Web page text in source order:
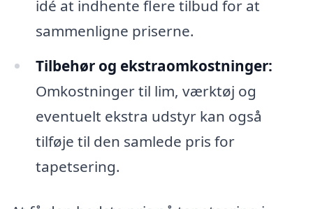
idé at indhente flere tilbud for at
sammenligne priserne.
Tilbehør og ekstraomkostninger:
Omkostninger til lim, værktøj og
eventuelt ekstra udstyr kan også
tilføje til den samlede pris for
tapetsering.